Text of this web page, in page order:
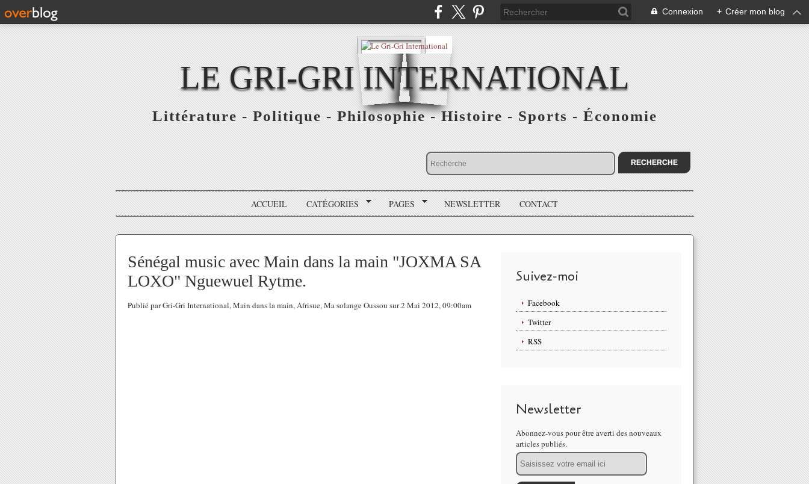
Connexion + Créer mon blog
LE GRI-GRI INTERNATIONAL
Littérature - Politique - Philosophie - Histoire - Sports - Économie
ACCUEIL CATÉGORIES PAGES NEWSLETTER CONTACT
Sénégal music avec Main dans la main "JOXMA SA
LOXO" Nguewuel Rytme.
Publié par Gri-Gri International, Main dans la main, Afrisue, Ma solange Oussou sur 2 Mai 2012, 09:00am
Suivez-moi
Facebook
Twitter
RSS
Newsletter
Abonnez-vous pour être averti des nouveaux
articles publiés.
Email